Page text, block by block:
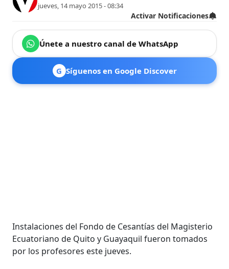
jueves, 14 mayo 2015 - 08:34
Activar Notificaciones
Únete a nuestro canal de WhatsApp
G Síguenos en Google Discover
Instalaciones del Fondo de Cesantías del Magisterio
Ecuatoriano de Quito y Guayaquil fueron tomados
por los profesores este jueves.